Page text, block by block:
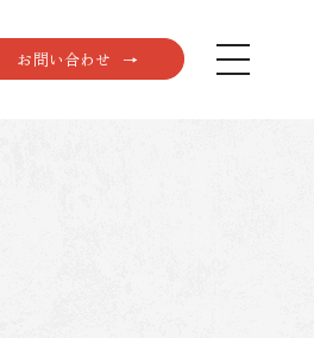
お問い合わせ